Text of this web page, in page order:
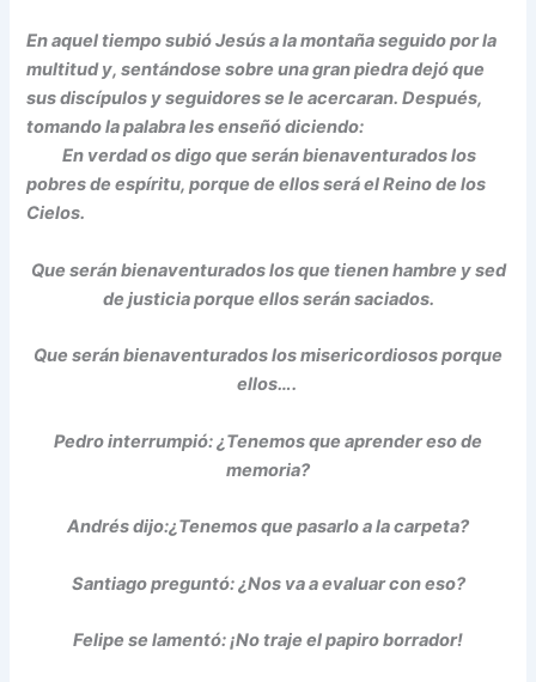
En aquel tiempo subió Jesús a la montaña seguido por la
multitud y, sentándose sobre una gran piedra dejó que
sus discípulos y seguidores se le acercaran. Después,
tomando la palabra les enseñó diciendo:
En verdad os digo que serán bienaventurados los
pobres de espíritu, porque de ellos será el Reino de los
Cielos.
Que serán bienaventurados los que tienen hambre y sed
de justicia porque ellos serán saciados.
Que serán bienaventurados los misericordiosos porque
ellos….
Pedrointerrumpió: ¿Tenemos que aprender eso de
memoria?
Andrésdijo:¿Tenemos que pasarlo a la carpeta?
Santiagopreguntó: ¿Nos va a evaluar con eso?
Felipe se lamentó: ¡No traje el papiro borrador!